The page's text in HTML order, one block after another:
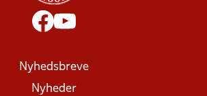
Nyhedsbreve
Nyheder